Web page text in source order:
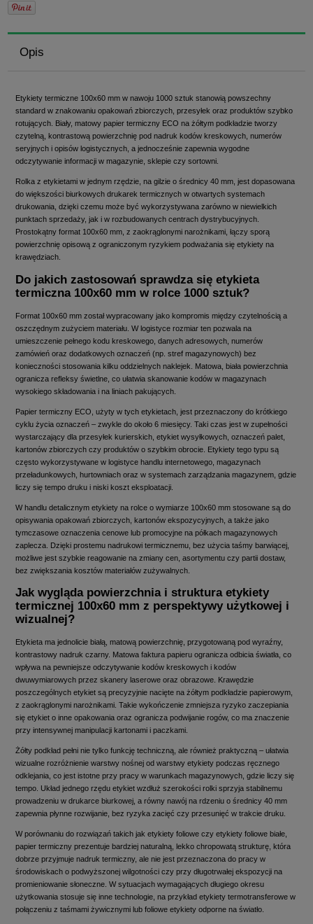
Opis
Etykiety termiczne 100x60 mm w nawoju 1000 sztuk stanowią powszechny
standard w znakowaniu opakowań zbiorczych, przesyłek oraz produktów szybko
rotujących. Biały, matowy papier termiczny ECO na żółtym podkładzie tworzy
czytelną, kontrastową powierzchnię pod nadruk kodów kreskowych, numerów
seryjnych i opisów logistycznych, a jednocześnie zapewnia wygodne
odczytywanie informacji w magazynie, sklepie czy sortowni.
Rolka z etykietami w jednym rzędzie, na gilzie o średnicy 40 mm, jest dopasowana
do większości biurkowych drukarek termicznych w otwartych systemach
drukowania, dzięki czemu może być wykorzystywana zarówno w niewielkich
punktach sprzedaży, jak i w rozbudowanych centrach dystrybucyjnych.
Prostokątny format 100x60 mm, z zaokrąglonymi narożnikami, łączy sporą
powierzchnię opisową z ograniczonym ryzykiem podważania się etykiety na
krawędziach.
Do jakich zastosowań sprawdza się etykieta
termiczna 100x60 mm w rolce 1000 sztuk?
Format 100x60 mm został wypracowany jako kompromis między czytelnością a
oszczędnym zużyciem materiału. W logistyce rozmiar ten pozwala na
umieszczenie pełnego kodu kreskowego, danych adresowych, numerów
zamówień oraz dodatkowych oznaczeń (np. stref magazynowych) bez
konieczności stosowania kilku oddzielnych naklejek. Matowa, biała powierzchnia
ogranicza refleksy świetlne, co ułatwia skanowanie kodów w magazynach
wysokiego składowania i na liniach pakujących.
Papier termiczny ECO, użyty w tych etykietach, jest przeznaczony do krótkiego
cyklu życia oznaczeń – zwykle do około 6 miesięcy. Taki czas jest w zupełności
wystarczający dla przesyłek kurierskich, etykiet wysyłkowych, oznaczeń palet,
kartonów zbiorczych czy produktów o szybkim obrocie. Etykiety tego typu są
często wykorzystywane w logistyce handlu internetowego, magazynach
przeładunkowych, hurtowniach oraz w systemach zarządzania magazynem, gdzie
liczy się tempo druku i niski koszt eksploatacji.
W handlu detalicznym etykiety na rolce o wymiarze 100x60 mm stosowane są do
opisywania opakowań zbiorczych, kartonów ekspozycyjnych, a także jako
tymczasowe oznaczenia cenowe lub promocyjne na półkach magazynowych
zaplecza. Dzięki prostemu nadrukowi termicznemu, bez użycia taśmy barwiącej,
możliwe jest szybkie reagowanie na zmiany cen, asortymentu czy partii dostaw,
bez zwiększania kosztów materiałów zużywalnych.
Jak wygląda powierzchnia i struktura etykiety
termicznej 100x60 mm z perspektywy użytkowej i
wizualnej?
Etykieta ma jednolicie białą, matową powierzchnię, przygotowaną pod wyraźny,
kontrastowy nadruk czarny. Matowa faktura papieru ogranicza odbicia światła, co
wpływa na pewniejsze odczytywanie kodów kreskowych i kodów
dwuwymiarowych przez skanery laserowe oraz obrazowe. Krawędzie
poszczególnych etykiet są precyzyjnie nacięte na żółtym podkładzie papierowym,
z zaokrąglonymi narożnikami. Takie wykończenie zmniejsza ryzyko zaczepiania
się etykiet o inne opakowania oraz ogranicza podwijanie rogów, co ma znaczenie
przy intensywnej manipulacji kartonami i paczkami.
Żółty podkład pełni nie tylko funkcję techniczną, ale również praktyczną – ułatwia
wizualne rozróżnienie warstwy nośnej od warstwy etykiety podczas ręcznego
odklejania, co jest istotne przy pracy w warunkach magazynowych, gdzie liczy się
tempo. Układ jednego rzędu etykiet wzdłuż szerokości rolki sprzyja stabilnemu
prowadzeniu w drukarce biurkowej, a równy nawój na rdzeniu o średnicy 40 mm
zapewnia płynne rozwijanie, bez ryzyka zacięć czy przesunięć w trakcie druku.
W porównaniu do rozwiązań takich jak etykiety foliowe czy etykiety foliowe białe,
papier termiczny prezentuje bardziej naturalną, lekko chropowatą strukturę, która
dobrze przyjmuje nadruk termiczny, ale nie jest przeznaczona do pracy w
środowiskach o podwyższonej wilgotności czy przy długotrwałej ekspozycji na
promieniowanie słoneczne. W sytuacjach wymagających długiego okresu
użytkowania stosuje się inne technologie, na przykład etykiety termotransferowe w
połączeniu z taśmami żywicznymi lub foliowe etykiety odporne na światło.